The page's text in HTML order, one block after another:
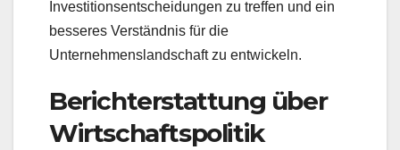
Investitionsentscheidungen zu treffen und ein
besseres Verständnis für die
Unternehmenslandschaft zu entwickeln.
Berichterstattung über
Wirtschaftspolitik